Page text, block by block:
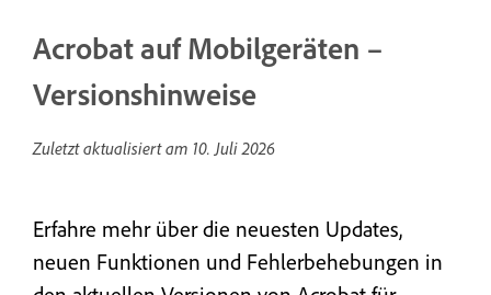
Acrobat auf Mobilgeräten –
Versionshinweise
Zuletzt aktualisiert am 10. Juli 2026
Erfahre mehr über die neuesten Updates,
neuen Funktionen und Fehlerbehebungen in